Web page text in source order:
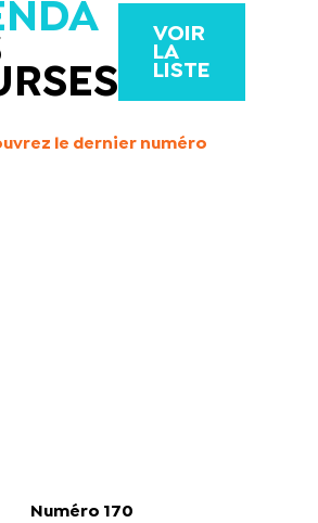
VOIR
LA
LISTE
le dernier numéro
Numéro 170